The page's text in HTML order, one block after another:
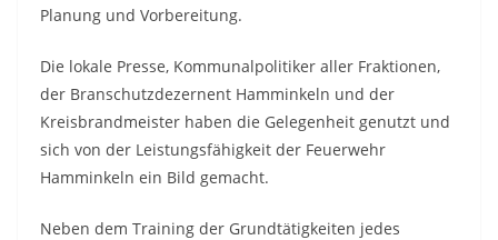
Planung und Vorbereitung.
Die lokale Presse, Kommunalpolitiker aller Fraktionen,
der Branschutzdezernent Hamminkeln und der
Kreisbrandmeister haben die Gelegenheit genutzt und
sich von der Leistungsfähigkeit der Feuerwehr
Hamminkeln ein Bild gemacht.
Neben dem Training der Grundtätigkeiten jedes